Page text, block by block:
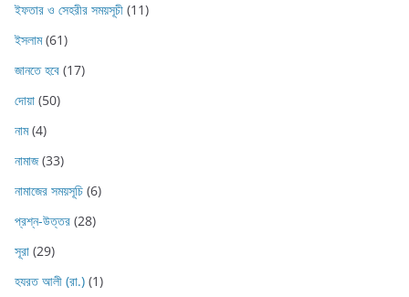
ইফতার ও সেহরীর সময়সূচী (11)
ইসলাম(61)
জানতে হবে (17)
দোয়া (50)
নাম(4)
নামাজ(33)
নামাজের সময়সূচি (6)
প্রশ্ন-উত্তর (28)
সূরা (29)
হযরত আলী (রা.) (1)